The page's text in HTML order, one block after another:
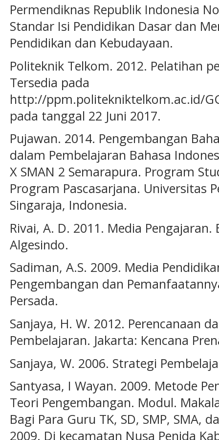
Permendiknas Republik Indonesia
Standar Isi Pendidikan Dasar dan
Pendidikan dan Kebudayaan.
Politeknik Telkom. 2012. Pelatihan
Tersedia pada
http://ppm.politekniktelkom.ac.id/
pada tanggal 22 Juni 2017.
Pujawan. 2014. Pengembangan
dalam Pembelajaran Bahasa
X SMAN 2 Semarapura. Program
Program Pascasarjana. Universitas
Singaraja, Indonesia.
Rivai, A. D. 2011. Media
Algesindo.
Sadiman, A.S. 2009. Media
Pengembangan dan
Persada.
Sanjaya, H. W. 2012. Perencanaan
Pembelajaran. Jakarta: Kencana
Sanjaya, W. 2006. Strategi
Santyasa, I Wayan. 2009. Metode
Teori Pengembangan. Modul.
Bagi Para Guru TK, SD, SMP, SMA,
2009. Di kecamatan Nusa Penida